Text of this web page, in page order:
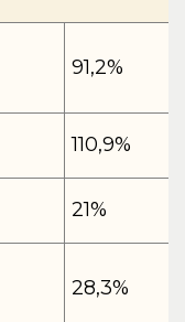
91,2%
110,9%
21%
28,3%